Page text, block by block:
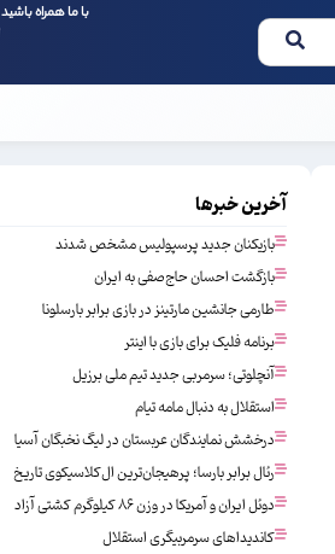
با ما همراه باشید
آخرین خبرها
بازیکنان جدید پرسپولیس مشخص شدند
بازگشت احسان حاج‌صفی به ایران
طارمی جانشین مارتینز در بازی برابر بارسلونا
برنامه فلیک برای بازی با اینتر
آنچلوتی؛ سرمربی جدید تیم ملی برزیل
استقلال به دنبال مامه تیام
درخشش نمایندگان عربستان در لیگ نخبگان آسیا
رئال برابر بارسا؛ پرهیجان‌‌ترین ال‌کلاسیکوی تاریخ
دوئل ایران و آمریکا در وزن ۸۶ کیلوگرم کشتی آزاد
کاندیداهای سرمربیگری استقلال